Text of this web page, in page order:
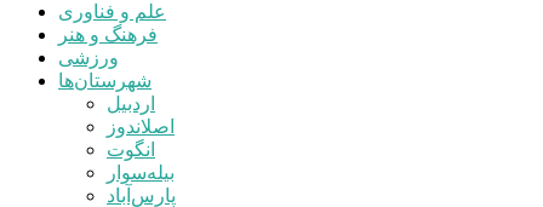
علم و فناوری
فرهنگ و هنر
ورزشی
شهرستان‌ها
اردبیل
اصلاندوز
انگوت
بیله‌سوار
پارس‌آباد